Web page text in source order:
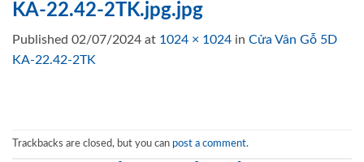
KA-22.42-2TK.jpg.jpg
Published 02/07/2024 at 1024 × 1024 in Cửa Vân Gỗ 5D
KA-22.42-2TK
Trackbacks are closed, but you can post a comment.